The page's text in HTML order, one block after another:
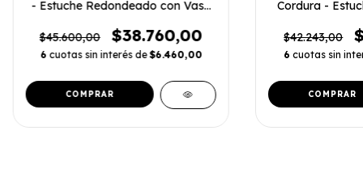
- Estuche Redondeado con Vaso
$45.600,00
$38.760,00
6 cuotas sin interés de$6.460,00
COMPRAR
Cordura -
$42.243,00
6 cuotas sin
COMPRAR